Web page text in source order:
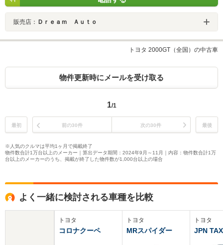
販売店： Ｄｒｅａｍ Ａｕｔｏ
トヨタ 2000GT（全国）の中古車
物件更新時にメールを受け取る
1/1
最初 前の30件 次の30件 最後
※人気のクルマは平均1ヶ月で掲載終了
物件数合計1万台以上のメーカー｜算出データ期間：2024年9月～11月｜内容：物件数合計1万
台以上のメーカーのうち、掲載が終了した物件数が1,000台以上の場合
よく一緒に検討される車種を比較
トヨタ
コロナクーペ
トヨタ
MRスパイダー
トヨタ
JPN